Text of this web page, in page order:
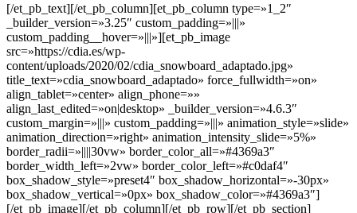
[/et_pb_text][/et_pb_column][et_pb_column type=»1_2″
_builder_version=»3.25″ custom_padding=»|||»
custom_padding__hover=»|||»][et_pb_image
src=»https://cdia.es/wp-
content/uploads/2020/02/cdia_snowboard_adaptado.jpg»
title_text=»cdia_snowboard_adaptado» force_fullwidth=»on»
align_tablet=»center» align_phone=»»
align_last_edited=»on|desktop» _builder_version=»4.6.3″
custom_margin=»|||» custom_padding=»|||» animation_style=»slide»
animation_direction=»right» animation_intensity_slide=»5%»
border_radii=»||||30vw» border_color_all=»#4369a3″
border_width_left=»2vw» border_color_left=»#c0daf4″
box_shadow_style=»preset4″ box_shadow_horizontal=»-30px»
box_shadow_vertical=»0px» box_shadow_color=»#4369a3″]
[/et_pb_image][/et_pb_column][/et_pb_row][/et_pb_section]